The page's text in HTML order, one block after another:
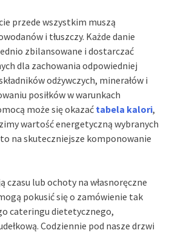
przede wszystkim muszą
i tłuszczy. Każde danie
zbilansowane i dostarczać
dla zachowania odpowiedniej
odżywczych, minerałów i
posiłków w warunkach
może się okazać tabela kalori,
wartość energetyczną wybranych
na skuteczniejsze komponowanie
czasu lub ochoty na własnoręczne
pokusić się o zamówienie tak
cateringu dietetycznego,
Codziennie pod nasze drzwi